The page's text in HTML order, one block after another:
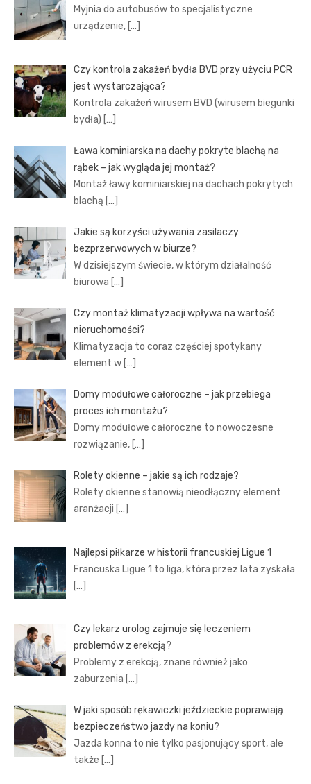
Myjnia do autobusów to specjalistyczne
urządzenie, […]
Czy kontrola zakażeń bydła BVD przy użyciu PCR
jest wystarczająca?
Kontrola zakażeń wirusem BVD (wirusem biegunki
bydła) […]
Ława kominiarska na dachy pokryte blachą na
rąbek – jak wygląda jej montaż?
Montaż ławy kominiarskiej na dachach pokrytych
blachą […]
Jakie są korzyści używania zasilaczy
bezprzerwowych w biurze?
W dzisiejszym świecie, w którym działalność
biurowa […]
Czy montaż klimatyzacji wpływa na wartość
nieruchomości?
Klimatyzacja to coraz częściej spotykany
element w […]
Domy modułowe całoroczne – jak przebiega
proces ich montażu?
Domy modułowe całoroczne to nowoczesne
rozwiązanie, […]
Rolety okienne – jakie są ich rodzaje?
Rolety okienne stanowią nieodłączny element
aranżacji […]
Najlepsi piłkarze w historii francuskiej Ligue 1
Francuska Ligue 1 to liga, która przez lata zyskała
[…]
Czy lekarz urolog zajmuje się leczeniem
problemów z erekcją?
Problemy z erekcją, znane również jako
zaburzenia […]
W jaki sposób rękawiczki jeździeckie poprawiają
bezpieczeństwo jazdy na koniu?
Jazda konna to nie tylko pasjonujący sport, ale
także […]